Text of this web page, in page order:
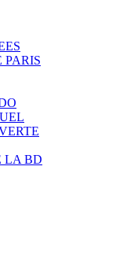
PARIS
LA BD